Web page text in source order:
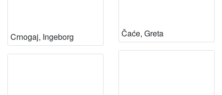
Crnogaj, Ingeborg Čaće, Greta